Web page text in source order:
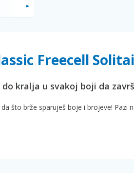
Freecell
kralja u svakoj boji da
što brže sparuješ boje i brojeve! Pazi